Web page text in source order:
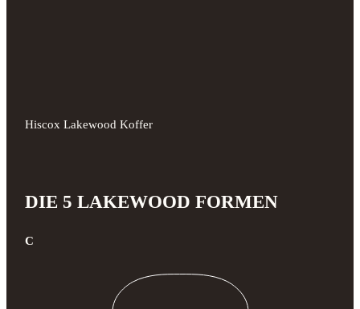
Hiscox Lakewood Koffer
DIE 5 LAKEWOOD FORMEN
C